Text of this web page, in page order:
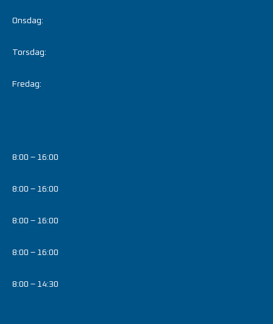
Onsdag:
Torsdag:
Fredag:
8:00 – 16:00
8:00 – 16:00
8:00 – 16:00
8:00 – 16:00
8:00 – 14:30